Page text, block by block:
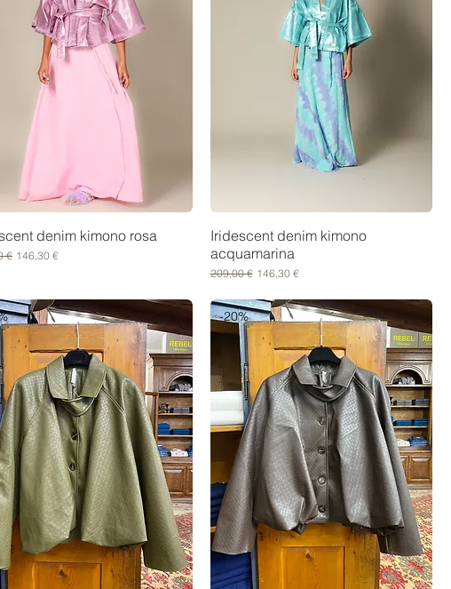
denim kimono rosa
regolare
€ Prezzo scontato
146,30 €
Iridescent denim kimono
acquamarina
Prezzo regolare
209,00 € Prezzo scontato
146,30 €
-20%